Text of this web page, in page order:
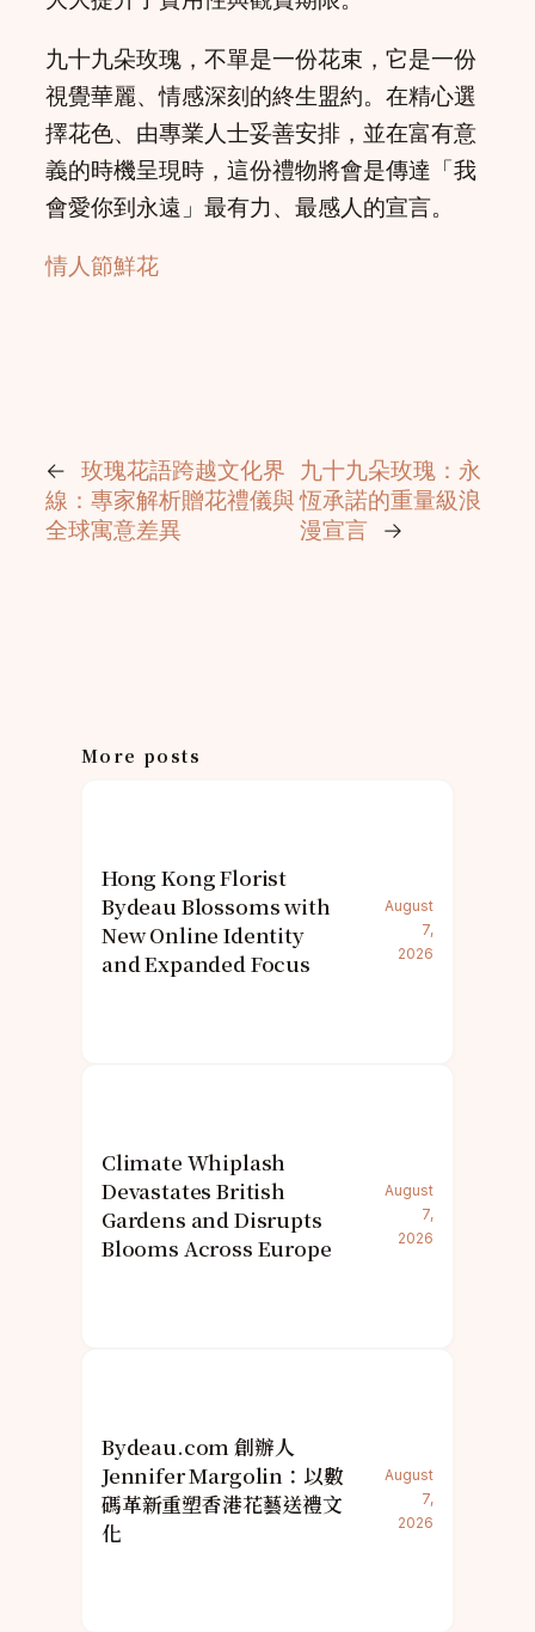
九十九朵玫瑰，不單是一份花束，它是一份
視覺華麗、情感深刻的終生盟約。在精心選
擇花色、由專業人士妥善安排，並在富有意
義的時機呈現時，這份禮物將會是傳達「我
會愛你到永遠」最有力、最感人的宣言。
情人節鮮花
←
玫瑰花語跨越文化界
線：專家解析贈花禮儀與
全球寓意差異
九十九朵玫瑰：永
恆承諾的重量級浪
漫宣言
→
More posts
Hong Kong Florist
Bydeau Blossoms with
New Online Identity
and Expanded Focus
August
7,
2026
Climate Whiplash
Devastates British
Gardens and Disrupts
Blooms Across Europe
August
7,
2026
Bydeau.com 創辦人
Jennifer Margolin：以數
碼革新重塑香港花藝送禮文
化
August
7,
2026